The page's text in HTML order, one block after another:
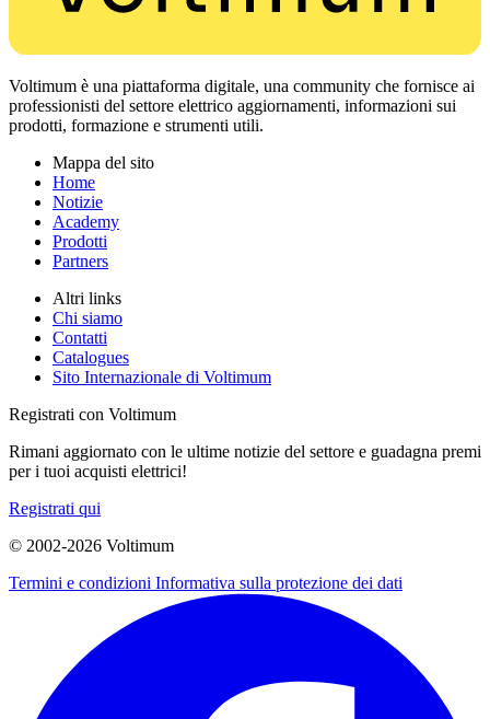
Voltimum è una piattaforma digitale, una community che fornisce ai
professionisti del settore elettrico aggiornamenti, informazioni sui
prodotti, formazione e strumenti utili.
Mappa del sito
Home
Notizie
Academy
Prodotti
Partners
Altri links
Chi siamo
Contatti
Catalogues
Sito Internazionale di Voltimum
Registrati con Voltimum
Rimani aggiornato con le ultime notizie del settore e guadagna premi
per i tuoi acquisti elettrici!
Registrati qui
© 2002-2026 Voltimum
Termini e condizioni Informativa sulla protezione dei dati